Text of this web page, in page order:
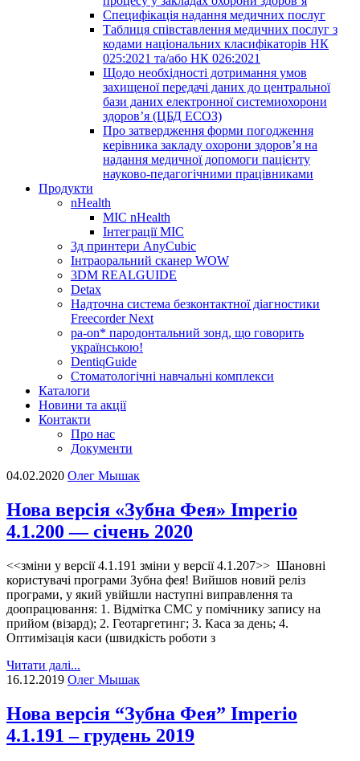
Специфікація надання медичних послуг
Таблиця співставлення медичних послуг з
кодами національних класифікаторів НК
025:2021 та/або НК 026:2021
Щодо необхідності дотримання умов
захищеної передачі даних до центральної
бази даних електронної системиохорони
здоров’я (ЦБД ЕСОЗ)
Про затвердження форми погодження
керівника закладу охорони здоров’я на
надання медичної допомоги пацієнту
науково-педагогічними працівниками
Продукти
nHealth
МІС nHealth
Інтеграції МІС
3д принтери AnyCubic
Інтраоральний сканер WOW
3DM REALGUIDE
Detax
Надточна система безконтактної діагностики
Freecorder Next
pa-on* пародонтальний зонд, що говорить
українською!
DentiqGuide
Стоматологічні навчальні комплекси
Каталоги
Новини та акції
Контакти
Про нас
Документи
04.02.2020 Олег Мышак
Нова версія «Зубна Фея» Imperio
4.1.200 — січень 2020
<<зміни у версії 4.1.191 зміни у версії 4.1.207>> Шановні
користувачі програми Зубна фея! Вийшов новий реліз
програми, у який увійшли наступні виправлення та
доопрацювання: 1. Відмітка СМС у помічнику запису на
прийом (візард); 2. Геотаргетинг; 3. Каса за день; 4.
Оптимізація каси (швидкість роботи з
Читати далі...
16.12.2019 Олег Мышак
Нова версія “Зубна Фея” Imperio
4.1.191 – грудень 2019